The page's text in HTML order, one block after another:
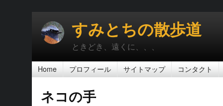
すみとちの散歩道
ときどき、遠くに、、、
Home プロフィール サイトマップ コンタクト
ネコの手